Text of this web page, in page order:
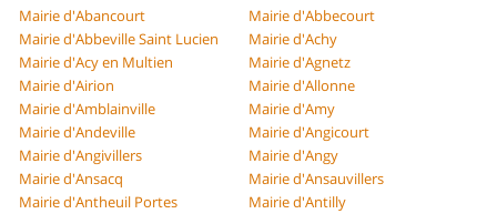
Mairie d'Abancourt
Mairie d'Abbecourt
Mairie d'Abbeville Saint Lucien
Mairie d'Achy
Mairie d'Acy en Multien
Mairie d'Agnetz
Mairie d'Airion
Mairie d'Allonne
Mairie d'Amblainville
Mairie d'Amy
Mairie d'Andeville
Mairie d'Angicourt
Mairie d'Angivillers
Mairie d'Angy
Mairie d'Ansacq
Mairie d'Ansauvillers
Mairie d'Antheuil Portes
Mairie d'Antilly